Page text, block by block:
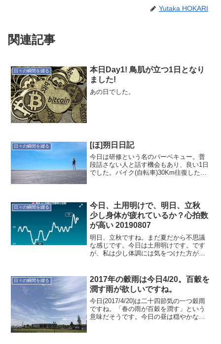
Yutaka HOKARI
関連記事
日々の瞬間を綴る
本日Day1! 鳥肌が立つ1日となり
ました!
あの日でした。
日々の瞬間を綴る [ほ]朔日日記
今日は研修という名のバーベキュー。普
段話さない人と話す機会もあり、良い1日
でした。バイク(自転車)30Km往復したの
日々の瞬間を綴る
今日、土用明けで、明日、立秋
少し身体が疲れているか？心拍数
が高い 20190807
明日、立秋ですね。まだ夏だから不思議
な感じです。今日は土用明けです。です
が、私は少し体調には気をつけた方が良
近、ガツンと肉食べたい気持ちなんで
す。それは身体が欲してるの...
日々の瞬間を綴る
2017年の穀雨は今日4/20。百穀を
潤す雨が欲しいですね。
今日(2017/4/20)は二十四節気の一つ穀雨
ですね。「春の雨が百穀を潤す」という
意味だそうです。今日の昼は穏やかな感